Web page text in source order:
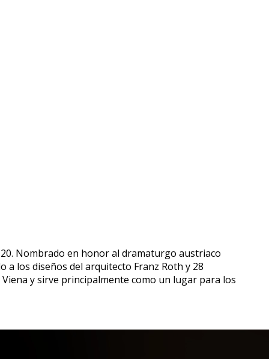
Nombrado en honor al dramaturgo austriaco
a los diseños del arquitecto Franz Roth y 28
y sirve principalmente como un lugar para los